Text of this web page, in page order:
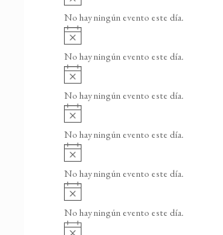
o
v
i
o
No hay ningún evento este día.
v
i
o
No hay ningún evento este día.
v
i
o
No hay ningún evento este día.
v
i
o
No hay ningún evento este día.
v
i
o
No hay ningún evento este día.
v
i
No hay ningún evento este día.
A